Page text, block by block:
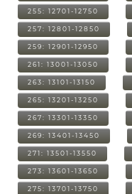
255: 12701-12750
257: 12801-12850
259: 12901-12950
261: 13001-13050
263: 13101-13150
265: 13201-13250
267: 13301-13350
269: 13401-13450
271: 13501-13550
273: 13601-13650
275: 13701-13750